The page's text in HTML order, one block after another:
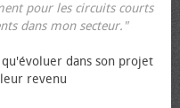
pour les circuits courts
dans mon secteur."
dans son projet
revenu